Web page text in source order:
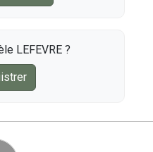
LEFEVRE ?